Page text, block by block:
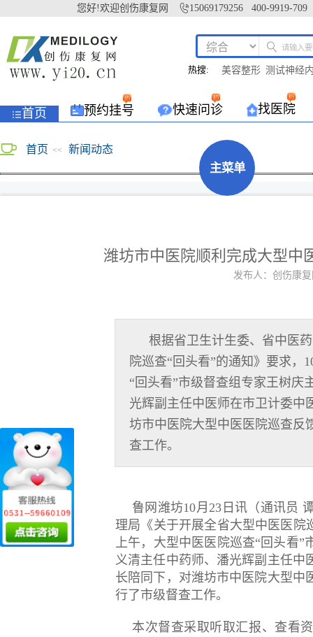
您好!欢迎创伤康复网 15069179256 400-9919-709
热搜: 美容整形 测试神经
首页 预约挂号 快速问诊 找医院
主菜单
首页 << 新闻动态
潍坊市中医院顺利完成大型中
发布人：创伤康
根据省卫生计生委、省中医
院巡查“回头看”的通知》要求，
“回头看”市级督查组专家王树庆
光辉副主任中医师在市卫计委中
坊市中医院大型中医医院巡查反
查工作。
鲁网潍坊10月23日讯（通讯员
理局《关于开展全省大型中医医院
上午，大型中医医院巡查“回头看
义清主任中药师、潘光辉副主任中
长陪同下，对潍坊市中医院大型中
行了市级督查工作。
本次督查采取听取汇报、查看